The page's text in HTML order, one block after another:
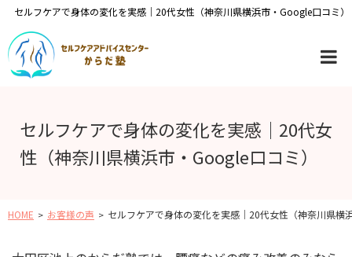
セルフケアで身体の変化を実感｜20代女性（神奈川県横浜市・Google口コミ）
セルフケアで身体の変化を実感｜20代女
性（神奈川県横浜市・Google口コミ）
HOME お客様の声 セルフケアで身体の変化を実感｜20代女性（神奈川県横